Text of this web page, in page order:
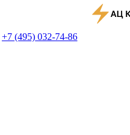
+7 (495) 032-74-86